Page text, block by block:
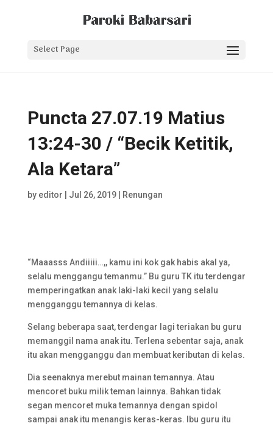
Select Page
Puncta 27.07.19 Matius
13:24-30 / “Becik Ketitik,
Ala Ketara”
by editor Jul 26, 2019| Renungan
“Maaasss Andiiiii…,, kamu ini kok gak habis akal ya,
selalu menggangu temanmu.” Bu guru TK itu terdengar
memperingatkan anak laki-laki kecil yang selalu
mengganggu temannya di kelas.
Selang beberapa saat, terdengar lagi teriakan bu guru
memanggil nama anak itu. Terlena sebentar saja, anak
itu akan mengganggu dan membuat keributan di kelas.
Dia seenaknya merebut mainan temannya. Atau
mencoret buku milik teman lainnya. Bahkan tidak
segan mencoret muka temannya dengan spidol
sampai anak itu menangis keras-keras. Ibu guru itu